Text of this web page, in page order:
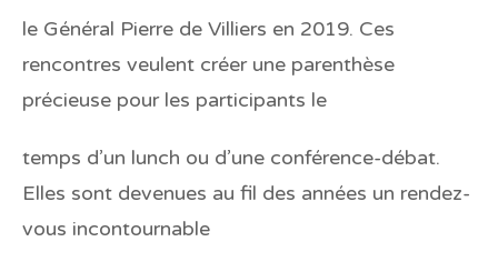
le Général Pierre de Villiers en 2019. Ces
rencontres veulent créer une parenthèse
précieuse pour les participants le
temps d’un lunch ou d’une conférence-débat.
Elles sont devenues au fil des années un rendez-
vous incontournable